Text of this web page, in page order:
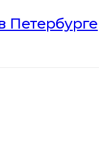
Петербурге